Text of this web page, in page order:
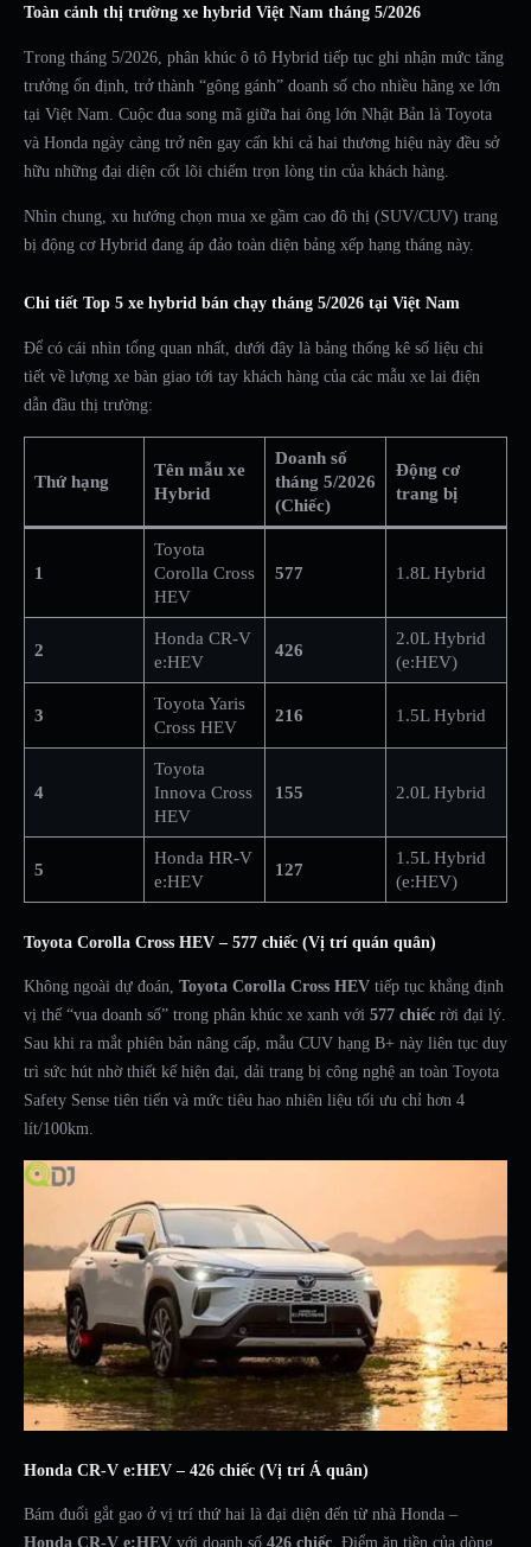
Toàn cảnh thị trường xe hybrid Việt Nam tháng 5/2026
Trong tháng 5/2026, phân khúc ô tô Hybrid tiếp tục ghi nhận mức tăng
trưởng ổn định, trở thành “gông gánh” doanh số cho nhiều hãng xe lớn
tại Việt Nam. Cuộc đua song mã giữa hai ông lớn Nhật Bản là Toyota
và Honda ngày càng trở nên gay cấn khi cả hai thương hiệu này đều sở
hữu những đại diện cốt lõi chiếm trọn lòng tin của khách hàng.
Nhìn chung, xu hướng chọn mua xe gầm cao đô thị (SUV/CUV) trang
bị động cơ Hybrid đang áp đảo toàn diện bảng xếp hạng tháng này.
Chi tiết Top 5 xe hybrid bán chạy tháng 5/2026 tại Việt Nam
Để có cái nhìn tổng quan nhất, dưới đây là bảng thống kê số liệu chi
tiết về lượng xe bàn giao tới tay khách hàng của các mẫu xe lai điện
dẫn đầu thị trường:
Thứ hạng
Tên mẫu xe
Hybrid
Doanh số
tháng 5/2026
(Chiếc)
Động cơ
trang bị
1
Toyota
Corolla Cross
HEV
577 1.8L Hybrid
2
Honda CR-V
e:HEV
426
2.0L Hybrid
(e:HEV)
3
Toyota Yaris
Cross HEV
216 1.5L Hybrid
4
Toyota
Innova Cross
HEV
155 2.0L Hybrid
5
Honda HR-V
e:HEV
127
1.5L Hybrid
(e:HEV)
Toyota Corolla Cross HEV – 577 chiếc (Vị trí quán quân)
Không ngoài dự đoán, Toyota Corolla Cross HEV tiếp tục khẳng định
vị thế “vua doanh số” trong phân khúc xe xanh với 577 chiếc rời đại lý.
Sau khi ra mắt phiên bản nâng cấp, mẫu CUV hạng B+ này liên tục duy
trì sức hút nhờ thiết kế hiện đại, dải trang bị công nghệ an toàn Toyota
Safety Sense tiên tiến và mức tiêu hao nhiên liệu tối ưu chỉ hơn 4
lít/100km.
Honda CR-V e:HEV – 426 chiếc (Vị trí Á quân)
Bám đuổi gắt gao ở vị trí thứ hai là đại diện đến từ nhà Honda –
Honda CR-V e:HEV với doanh số 426 chiếc. Điểm ăn tiền của dòng